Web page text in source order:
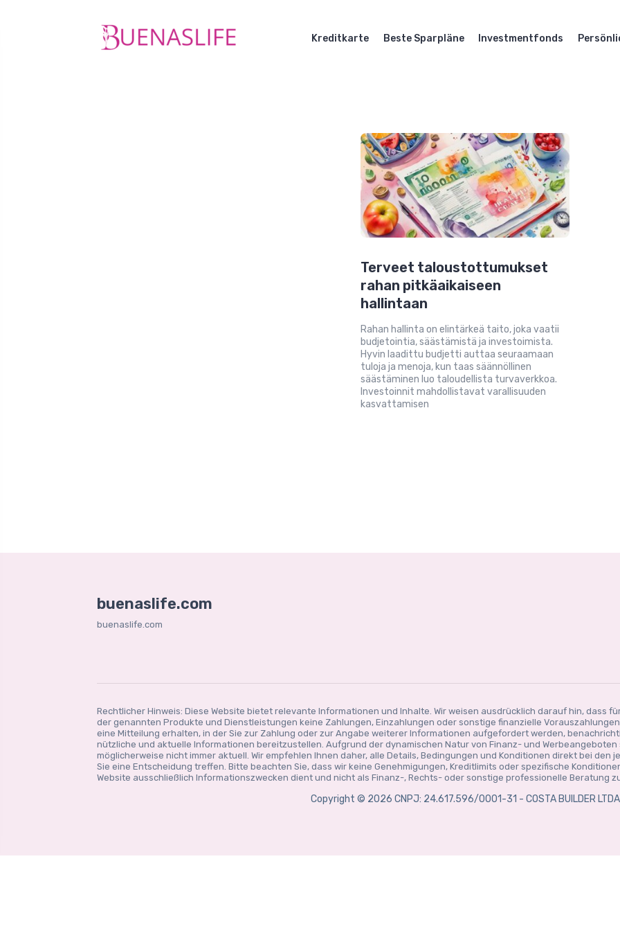
Kreditkarte Beste Sparpläne Investmentfonds
Terveet taloustottumukset
rahan pitkäaikaiseen
hallintaan
Rahan hallinta on elintärkeä taito, joka vaatii
budjetointia, säästämistä ja investoimista.
Hyvin laadittu budjetti auttaa seuraamaan
tuloja ja menoja, kun taas säännöllinen
säästäminen luo taloudellista turvaverkkoa.
Investoinnit mahdollistavat varallisuuden
kasvattamisen
buenaslife.com
buenaslife.com
Rechtlicher Hinweis: Diese Website bietet relevante Informationen und Inhalte. Wir weisen ausdrücklich darauf hin, dass
der genannten Produkte und Dienstleistungen keine Zahlungen, Einzahlungen oder sonstige finanzielle
eine Mitteilung erhalten, in der Sie zur Zahlung oder zur Angabe weiterer Informationen aufgefordert werden,
nützliche und aktuelle Informationen bereitzustellen. Aufgrund der dynamischen Natur von Finanz- und
möglicherweise nicht immer aktuell. Wir empfehlen Ihnen daher, alle Details, Bedingungen und Konditionen direkt bei
Sie eine Entscheidung treffen. Bitte beachten Sie, dass wir keine Genehmigungen, Kreditlimits oder spezifische
Website ausschließlich Informationszwecken dient und nicht als Finanz-, Rechts- oder sonstige professionelle Beratung
Copyright © 2026 CNPJ: 24.617.596/0001-31 - COSTA BUILDER LTDA